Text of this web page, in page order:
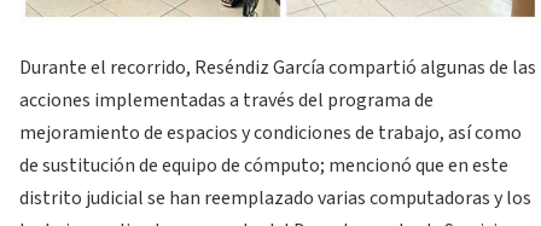
Durante el recorrido, Reséndiz García compartió algunas de las
acciones implementadas a través del programa de
mejoramiento de espacios y condiciones de trabajo, así como
de sustitución de equipo de cómputo; mencionó que en este
distrito judicial se han reemplazado varias computadoras y los